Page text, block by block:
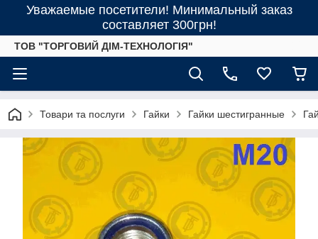
Уважаемые посетители! Минимальный заказ
составляет 300грн!
ТОВ "ТОРГОВИЙ ДІМ-ТЕХНОЛОГІЯ"
Товари та послуги Гайки Гайки шестигранные